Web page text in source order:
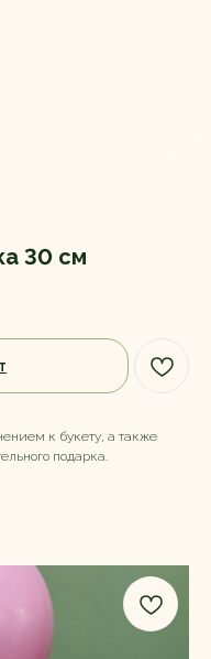
30 см
к букету, а также
подарка.